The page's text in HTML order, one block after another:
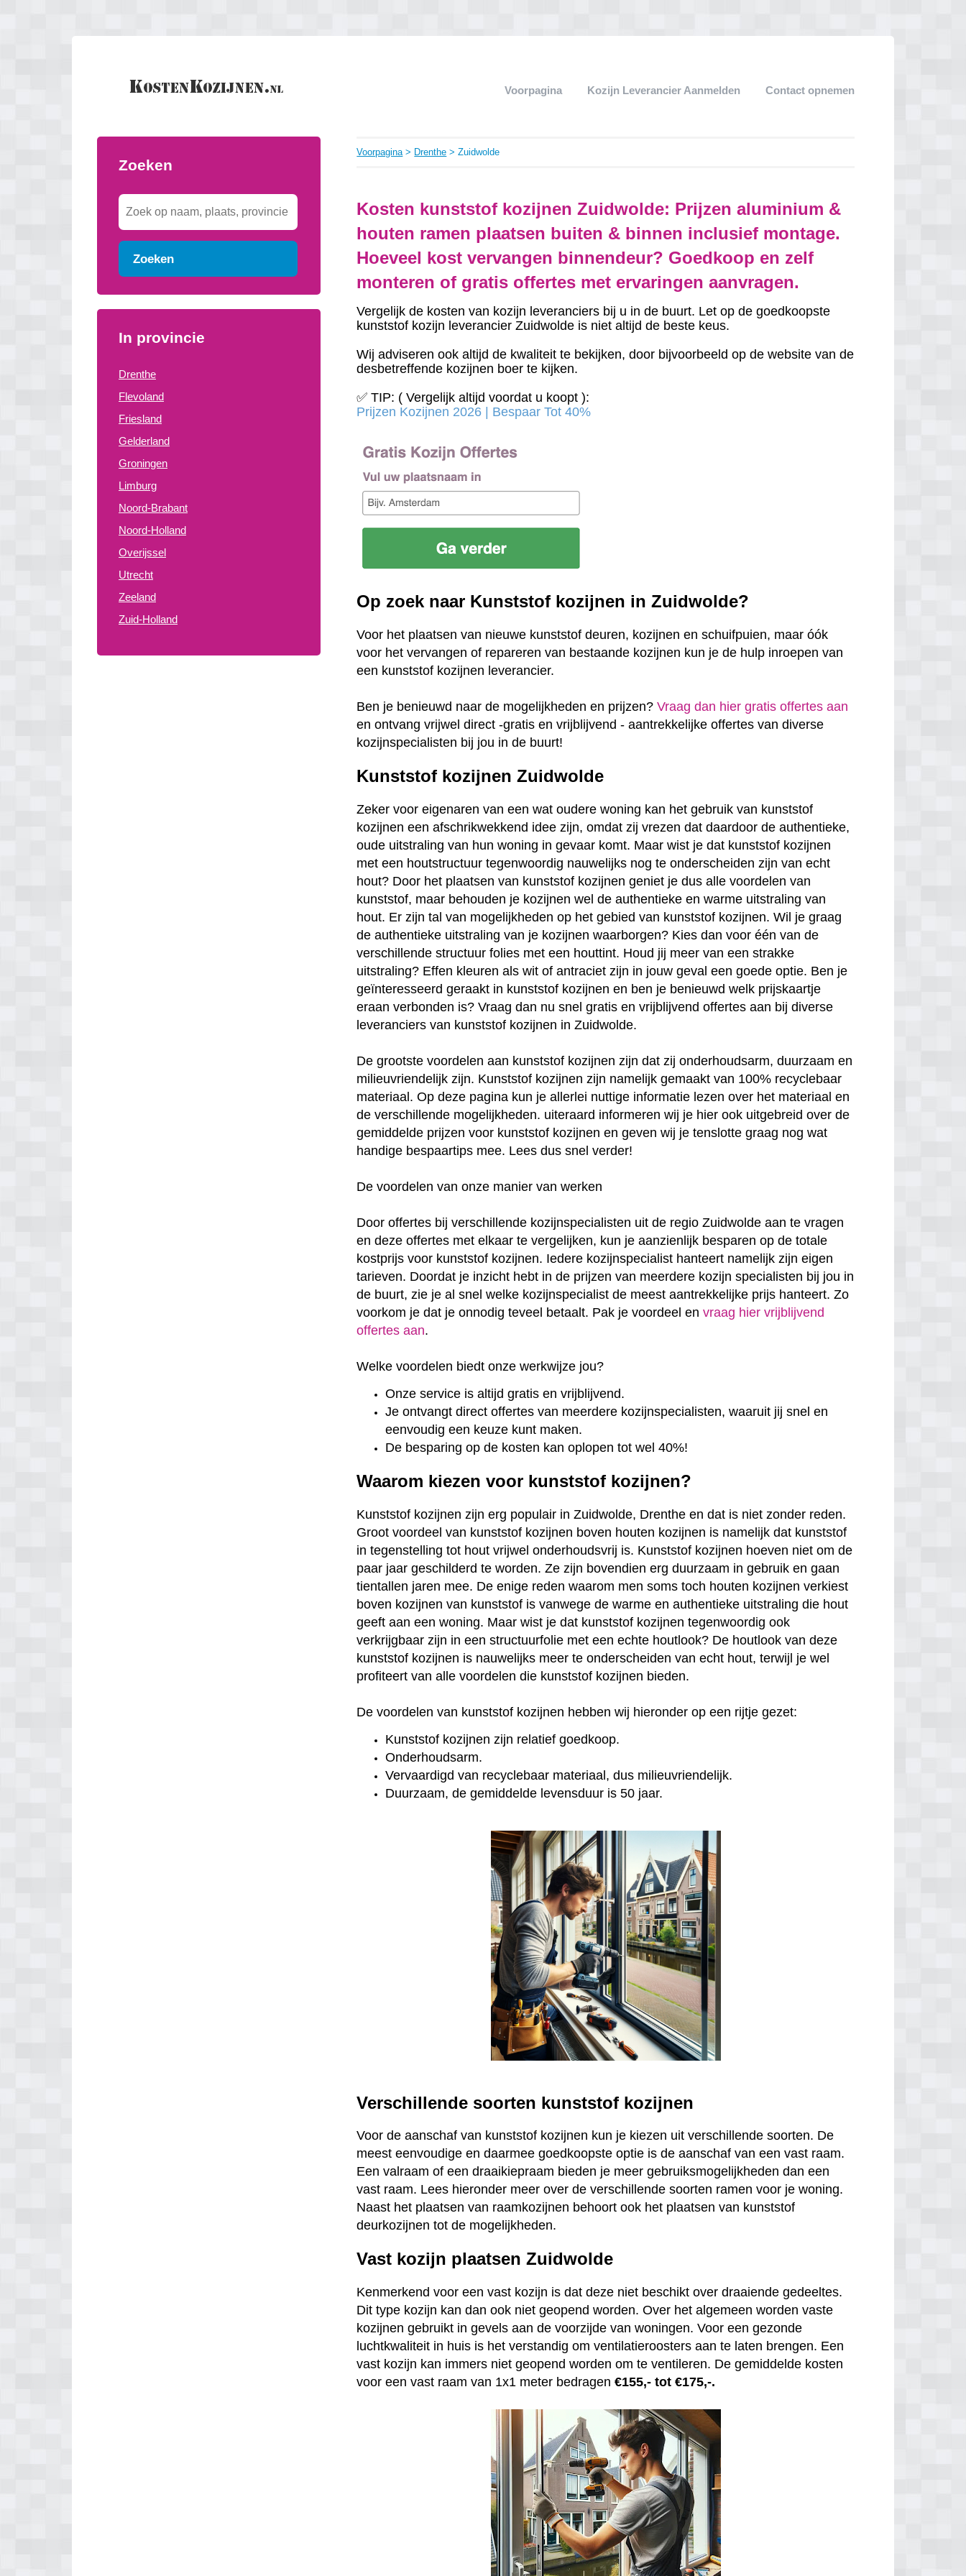
Voorpagina Kozijn Leverancier Aanmelden Contact opnemen
Zoeken
Zoeken
In provincie
Drenthe
Flevoland
Friesland
Gelderland
Groningen
Limburg
Noord-Brabant
Noord-Holland
Overijssel
Utrecht
Zeeland
Zuid-Holland
Voorpagina> Drenthe > Zuidwolde
Kosten kunststof kozijnen Zuidwolde: Prijzen aluminium &
houten ramen plaatsen buiten & binnen inclusief montage.
Hoeveel kost vervangen binnendeur? Goedkoop en zelf
monteren of gratis offertes met ervaringen aanvragen.
Vergelijk de kosten van kozijn leveranciers bij u in de buurt. Let op de goedkoopste
kunststof kozijn leverancier Zuidwolde is niet altijd de beste keus.
Wij adviseren ook altijd de kwaliteit te bekijken, door bijvoorbeeld op de website van de
desbetreffende kozijnen boer te kijken.
✅ TIP: ( Vergelijk altijd voordat u koopt ):
Prijzen Kozijnen 2026 | Bespaar Tot 40%‎
Op zoek naar Kunststof kozijnen in Zuidwolde?
Voor het plaatsen van nieuwe kunststof deuren, kozijnen en schuifpuien, maar óók
voor het vervangen of repareren van bestaande kozijnen kun je de hulp inroepen van
een kunststof kozijnen leverancier.
Ben je benieuwd naar de mogelijkheden en prijzen?Vraag dan hier gratis offertes aan
en ontvang vrijwel direct -gratis en vrijblijvend - aantrekkelijke offertes van diverse
kozijnspecialisten bij jou in de buurt!
Kunststof kozijnen Zuidwolde
Zeker voor eigenaren van een wat oudere woning kan het gebruik van kunststof
kozijnen een afschrikwekkend idee zijn, omdat zij vrezen dat daardoor de authentieke,
oude uitstraling van hun woning in gevaar komt. Maar wist je dat kunststof kozijnen
met een houtstructuur tegenwoordig nauwelijks nog te onderscheiden zijn van echt
hout? Door het plaatsen van kunststof kozijnen geniet je dus alle voordelen van
kunststof, maar behouden je kozijnen wel de authentieke en warme uitstraling van
hout. Er zijn tal van mogelijkheden op het gebied van kunststof kozijnen. Wil je graag
de authentieke uitstraling van je kozijnen waarborgen? Kies dan voor één van de
verschillende structuur folies met een houttint. Houd jij meer van een strakke
uitstraling? Effen kleuren als wit of antraciet zijn in jouw geval een goede optie. Ben je
geïnteresseerd geraakt in kunststof kozijnen en ben je benieuwd welk prijskaartje
eraan verbonden is? Vraag dan nu snel gratis en vrijblijvend offertes aan bij diverse
leveranciers van kunststof kozijnen in Zuidwolde.
De grootste voordelen aan kunststof kozijnen zijn dat zij onderhoudsarm, duurzaam en
milieuvriendelijk zijn. Kunststof kozijnen zijn namelijk gemaakt van 100% recyclebaar
materiaal. Op deze pagina kun je allerlei nuttige informatie lezen over het materiaal en
de verschillende mogelijkheden. uiteraard informeren wij je hier ook uitgebreid over de
gemiddelde prijzen voor kunststof kozijnen en geven wij je tenslotte graag nog wat
handige bespaartips mee. Lees dus snel verder!
De voordelen van onze manier van werken
Door offertes bij verschillende kozijnspecialisten uit de regio Zuidwolde aan te vragen
en deze offertes met elkaar te vergelijken, kun je aanzienlijk besparen op de totale
kostprijs voor kunststof kozijnen. Iedere kozijnspecialist hanteert namelijk zijn eigen
tarieven. Doordat je inzicht hebt in de prijzen van meerdere kozijn specialisten bij jou in
de buurt, zie je al snel welke kozijnspecialist de meest aantrekkelijke prijs hanteert. Zo
voorkom je dat je onnodig teveel betaalt. Pak je voordeel envraag hier vrijblijvend
offertes aan.
Welke voordelen biedt onze werkwijze jou?
Onze service is altijd gratis en vrijblijvend.
Je ontvangt direct offertes van meerdere kozijnspecialisten, waaruit jij snel en
eenvoudig een keuze kunt maken.
De besparing op de kosten kan oplopen tot wel 40%!
Waarom kiezen voor kunststof kozijnen?
Kunststof kozijnen zijn erg populair in Zuidwolde, Drenthe en dat is niet zonder reden.
Groot voordeel van kunststof kozijnen boven houten kozijnen is namelijk dat kunststof
in tegenstelling tot hout vrijwel onderhoudsvrij is. Kunststof kozijnen hoeven niet om de
paar jaar geschilderd te worden. Ze zijn bovendien erg duurzaam in gebruik en gaan
tientallen jaren mee. De enige reden waarom men soms toch houten kozijnen verkiest
boven kozijnen van kunststof is vanwege de warme en authentieke uitstraling die hout
geeft aan een woning. Maar wist je dat kunststof kozijnen tegenwoordig ook
verkrijgbaar zijn in een structuurfolie met een echte houtlook? De houtlook van deze
kunststof kozijnen is nauwelijks meer te onderscheiden van echt hout, terwijl je wel
profiteert van alle voordelen die kunststof kozijnen bieden.
De voordelen van kunststof kozijnen hebben wij hieronder op een rijtje gezet:
Kunststof kozijnen zijn relatief goedkoop.
Onderhoudsarm.
Vervaardigd van recyclebaar materiaal, dus milieuvriendelijk.
Duurzaam, de gemiddelde levensduur is 50 jaar.
Verschillende soorten kunststof kozijnen
Voor de aanschaf van kunststof kozijnen kun je kiezen uit verschillende soorten. De
meest eenvoudige en daarmee goedkoopste optie is de aanschaf van een vast raam.
Een valraam of een draaikiepraam bieden je meer gebruiksmogelijkheden dan een
vast raam. Lees hieronder meer over de verschillende soorten ramen voor je woning.
Naast het plaatsen van raamkozijnen behoort ook het plaatsen van kunststof
deurkozijnen tot de mogelijkheden.
Vast kozijn plaatsen Zuidwolde
Kenmerkend voor een vast kozijn is dat deze niet beschikt over draaiende gedeeltes.
Dit type kozijn kan dan ook niet geopend worden. Over het algemeen worden vaste
kozijnen gebruikt in gevels aan de voorzijde van woningen. Voor een gezonde
luchtkwaliteit in huis is het verstandig om ventilatieroosters aan te laten brengen. Een
vast kozijn kan immers niet geopend worden om te ventileren. De gemiddelde kosten
voor een vast raam van 1x1 meter bedragen€155,- tot €175,-.